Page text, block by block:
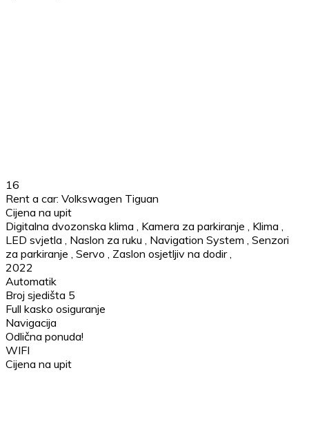
16
Rent a car: Volkswagen Tiguan
Cijena na upit
Digitalna dvozonska klima
Kamera za parkiranje Klima
LED svjetla
Naslon za ruku Navigation System Senzori
za parkiranje Servo Zaslon osjetljiv na dodir
2022
Automatik
Broj sjedišta 5
Full kasko osiguranje
Navigacija
Odlična ponuda!
WIFI
Cijena na upit